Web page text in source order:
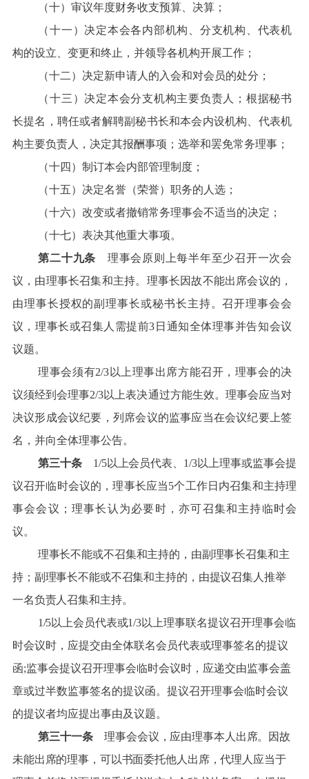
（十）审议年度财务收支预算、决算；
（十一）决定本会各内部机构、分支机构、代表机
构的设立、变更和终止，并领导各机构开展工作；
（十二）决定新申请人的入会和对会员的处分；
（十三）决定本会分支机构主要负责人；根据秘书
长提名，聘任或者解聘副秘书长和本会内设机构、代表机
构主要负责人，决定其报酬事项；选举和罢免常务理事；
（十四）制订本会内部管理制度；
（十五）决定名誉（荣誉）职务的人选；
（十六）改变或者撤销常务理事会不适当的决定；
（十七）表决其他重大事项。
第二十九条 理事会原则上每半年至少召开一次会
议，由理事长召集和主持。理事长因故不能出席会议的，
由理事长授权的副理事长或秘书长主持。召开理事会会
议，理事长或召集人需提前3日通知全体理事并告知会议
议题。
理事会须有2/3以上理事出席方能召开，理事会的决
议须经到会理事2/3以上表决通过方能生效。理事会应当对
决议形成会议纪要，列席会议的监事应当在会议纪要上签
名，并向全体理事公告。
第三十条 1/5以上会员代表、1/3以上理事或监事会提
议召开临时会议的，理事长应当5个工作日内召集和主持理
事会会议；理事长认为必要时，亦可召集和主持临时会
议。
理事长不能或不召集和主持的，由副理事长召集和主
持；副理事长不能或不召集和主持的，由提议召集人推举
一名负责人召集和主持。
1/5以上会员代表或1/3以上理事联名提议召开理事会临
时会议时，应提交由全体联名会员代表或理事签名的提议
函;监事会提议召开理事会临时会议时，应递交由监事会盖
章或过半数监事签名的提议函。提议召开理事会临时会议
的提议者均应提出事由及议题。
第三十一条理事会会议，应由理事本人出席。因故
未能出席的理事，可以书面委托他人出席，代理人应当于